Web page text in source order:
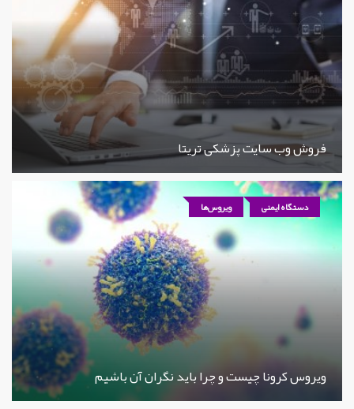
فروش وب سایت پزشکی تریتا
دستگاه ایمنی ویروس‌ها
ویروس کرونا چیست و چرا باید نگران آن باشیم